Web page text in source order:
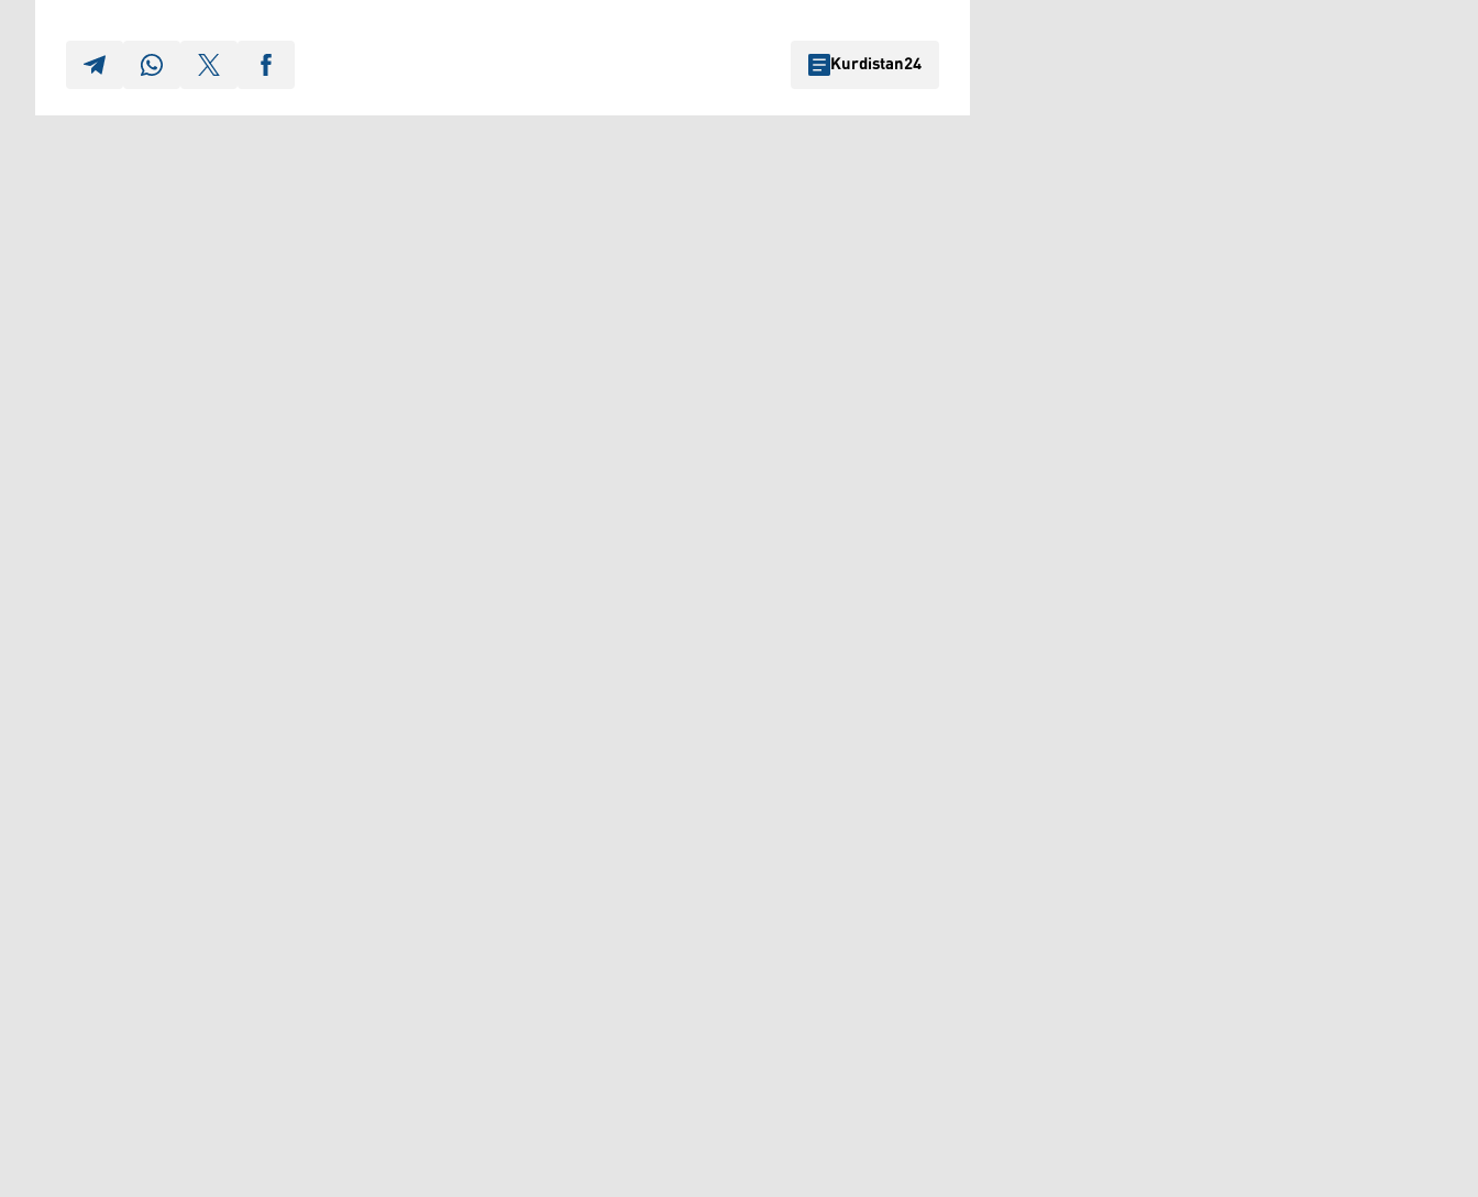
Kurdistan24